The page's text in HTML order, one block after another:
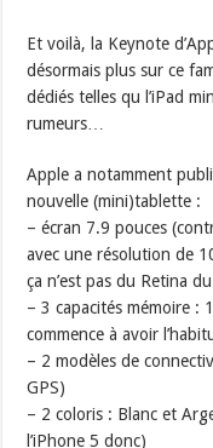
Et voilà, la Keynote
désormais plus sur ce
dédiés telles qu l’iPad
rumeurs…
Apple a notamment
nouvelle (mini)tablette :
– écran 7.9 pouces
avec une résolution de
ça n’est pas du Retina
– 3 capacités mémoire :
commence à avoir
– 2 modèles de
GPS)
– 2 coloris : Blanc et
l’iPhone 5 donc)